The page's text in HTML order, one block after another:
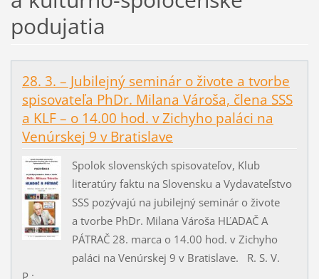
podujatia
28. 3. – Jubilejný seminár o živote a tvorbe
spisovateľa PhDr. Milana Vároša, člena SSS
a KLF – o 14.00 hod. v Zichyho paláci na
Venúrskej 9 v Bratislave
Spolok slovenských spisovateľov, Klub
literatúry faktu na Slovensku a Vydavateľstvo
SSS pozývajú na jubilejný seminár o živote
a tvorbe PhDr. Milana Vároša HĽADAČ A
PÁTRAČ 28. marca o 14.00 hod. v Zichyho
paláci na Venúrskej 9 v Bratislave. R. S. V.